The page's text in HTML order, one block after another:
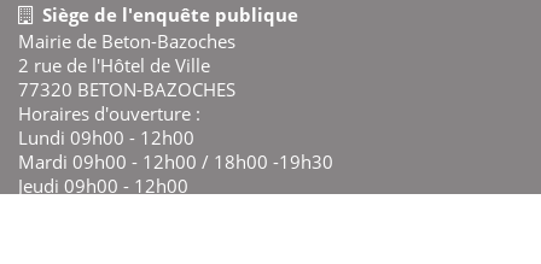
Siège de l'enquête publique
Mairie de Beton-Bazoches
2 rue de l'Hôtel de Ville
77320 BETON-BAZOCHES
Horaires d'ouverture :
Lundi 09h00 - 12h00
Mardi 09h00 - 12h00 / 18h00 -19h30
Jeudi 09h00 - 12h00